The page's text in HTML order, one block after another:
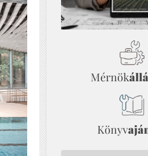
Mérnök
Könyv